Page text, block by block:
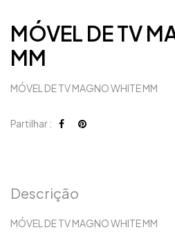
MÓVEL DE TV
MM
MÓVEL DE TV MAGNO WHITE MM
Partilhar :
Descrição
MÓVEL DE TV MAGNO WHITE MM